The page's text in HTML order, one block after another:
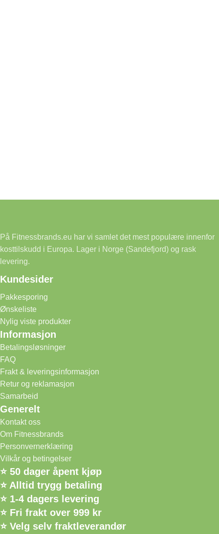
På Fitnessbrands.eu har vi samlet det mest populære innenfor
kosttilskudd i Europa. Lager i Norge (Sandefjord) og rask
levering.
Kundesider
Pakkesporing
Ønskeliste
Nylig viste produkter
Informasjon
Betalingsløsninger
FAQ
Frakt & leveringsinformasjon
Retur og reklamasjon
Samarbeid
Generelt
Kontakt oss
Om Fitnessbrands
Personvernerklæring
Vilkår og betingelser
⭐ 50 dager åpent kjøp
⭐ Alltid trygg betaling
⭐ 1-4 dagers levering
⭐ Fri frakt over 999 kr
⭐ Velg selv fraktleverandør